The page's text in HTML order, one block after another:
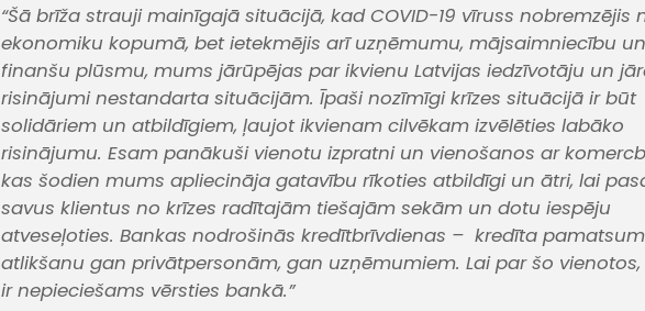
“Šā brīža strauji mainīgajā situācijā, kad COVID-19 vīruss nobremzējis
ekonomiku kopumā, bet ietekmējis arī uzņēmumu, mājsaimniecību
finanšu plūsmu, mums jārūpējas par ikvienu Latvijas iedzīvotāju un
risinājumi nestandarta situācijām. Īpaši nozīmīgi krīzes situācijā ir būt
solidāriem un atbildīgiem, ļaujot ikvienam cilvēkam izvēlēties labāko
risinājumu. Esam panākuši vienotu izpratni un vienošanos ar
kas šodien mums apliecināja gatavību rīkoties atbildīgi un ātri, lai
savus klientus no krīzes radītajām tiešajām sekām un dotu iespēju
atveseļoties. Bankas nodrošinās kredītbrīvdienas – kredīta
atlikšanu gan privātpersonām, gan uzņēmumiem. Lai par šo
ir nepieciešams vērsties bankā.”